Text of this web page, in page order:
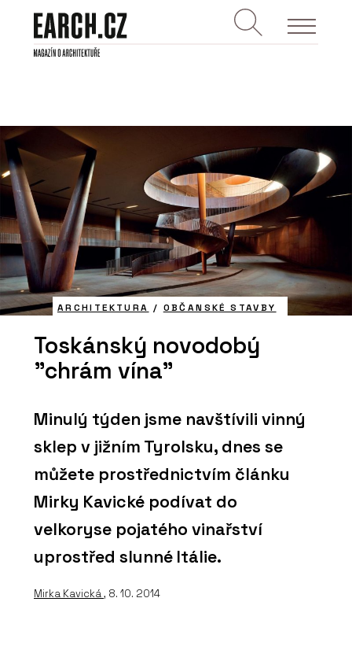
ARCHITEKTURA / OBČANSKÉ STAVBY
Toskánský novodobý
"chrám vína"
Minulý týden jsme navštívili vinný
sklep v jižním Tyrolsku, dnes se
můžete prostřednictvím článku
Mirky Kavické podívat do
velkoryse pojatého vinařství
uprostřed slunné Itálie.
Mirka Kavická, 8. 10. 2014